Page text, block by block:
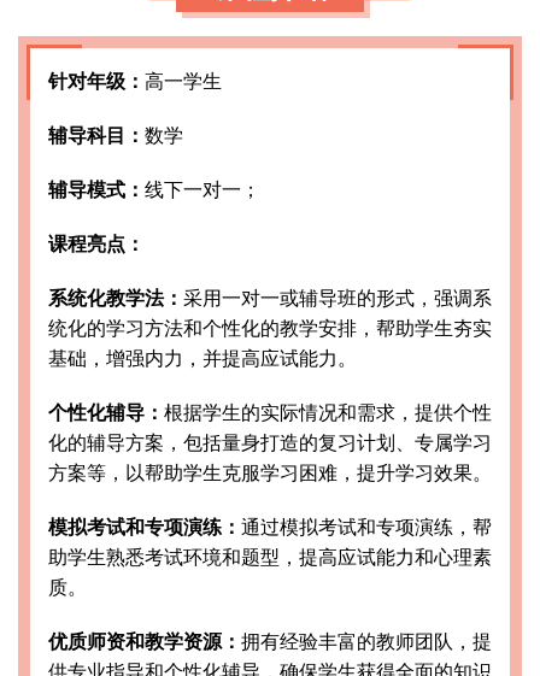
针对年级： 高一学生
辅导科目： 数学
辅导模式： 线下一对一；
课程亮点：
系统化教学法： 采用一对一或辅导班的形式，强调系
统化的学习方法和个性化的教学安排，帮助学生夯实
基础，增强内力，并提高应试能力。
个性化辅导： 根据学生的实际情况和需求，提供个性
化的辅导方案，包括量身打造的复习计划、专属学习
方案等，以帮助学生克服学习困难，提升学习效果。
模拟考试和专项演练： 通过模拟考试和专项演练，帮
助学生熟悉考试环境和题型，提高应试能力和心理素
质。
优质师资和教学资源： 拥有经验丰富的教师团队，提
供专业指导和个性化辅导，确保学生获得全面的知识